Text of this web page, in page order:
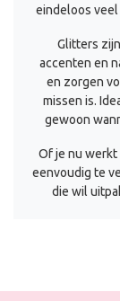
eindeloos
Glitters
accenten en
en zorgen
missen is.
gewoon
Of je nu
eenvoudig te
die wil